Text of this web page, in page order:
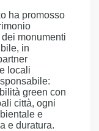
ha promosso
monumenti
in
locali
green con
città, ogni
e
e duratura.